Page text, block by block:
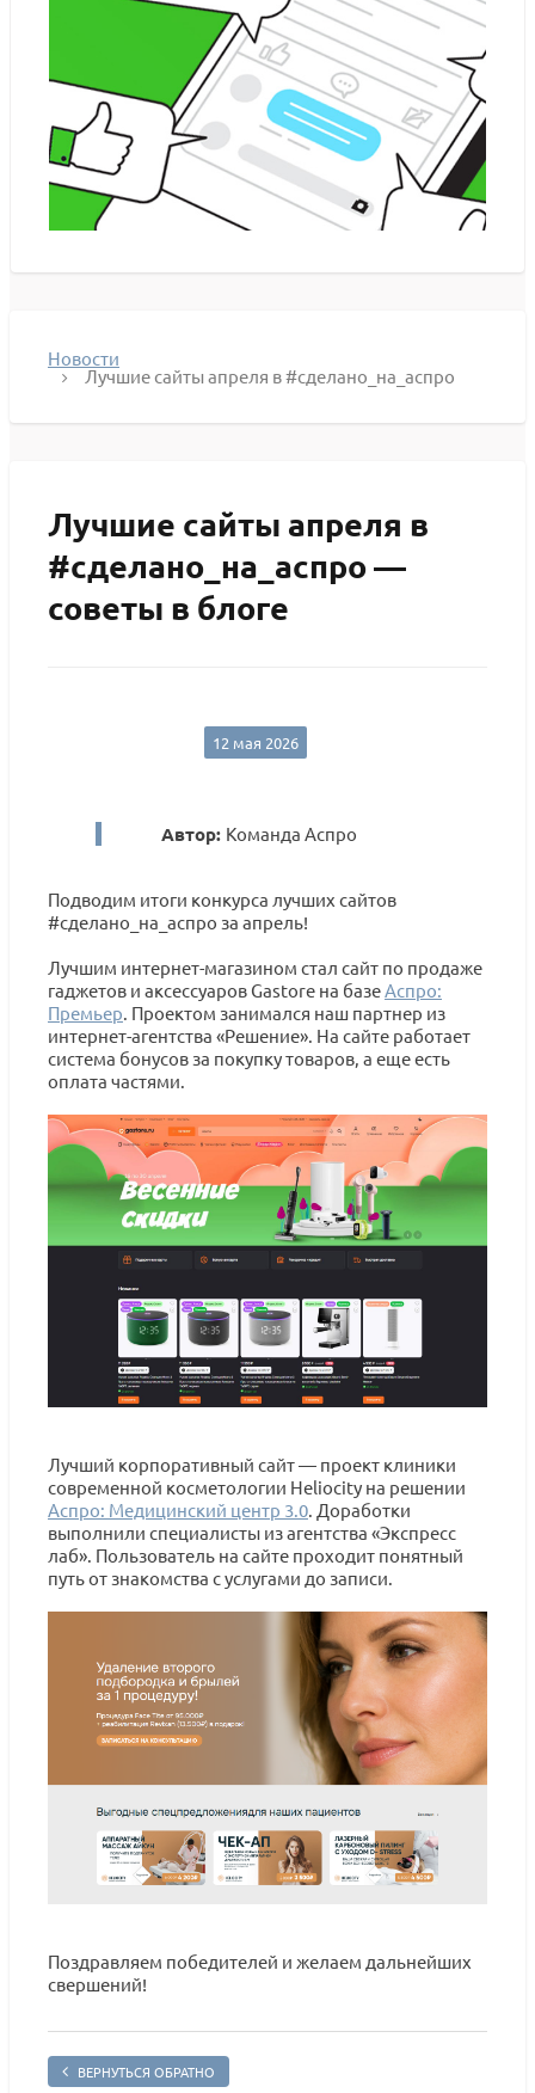
Новости
Лучшие сайты апреля в #сделано_на_аспро
Лучшие сайты апреля в
#сделано_на_аспро —
советы в блоге
12 мая 2026
Автор: Команда Аспро
Подводим итоги конкурса лучших сайтов
#сделано_на_аспро за апрель!
Лучшим интернет-магазином стал сайт по продаже
гаджетов и аксессуаров Gastore на базеАспро:
Премьер. Проектом занимался наш партнер из
интернет-агентства «Решение». На сайте работает
система бонусов за покупку товаров, а еще есть
оплата частями.
Лучший корпоративный сайт — проект клиники
современной косметологии Heliocity на решении
Аспро: Медицинский центр 3.0. Доработки
выполнили специалисты из агентства «Экспресс
лаб». Пользователь на сайте проходит понятный
путь от знакомства с услугами до записи.
Поздравляем победителей и желаем дальнейших
свершений!
ВЕРНУТЬСЯ ОБРАТНО